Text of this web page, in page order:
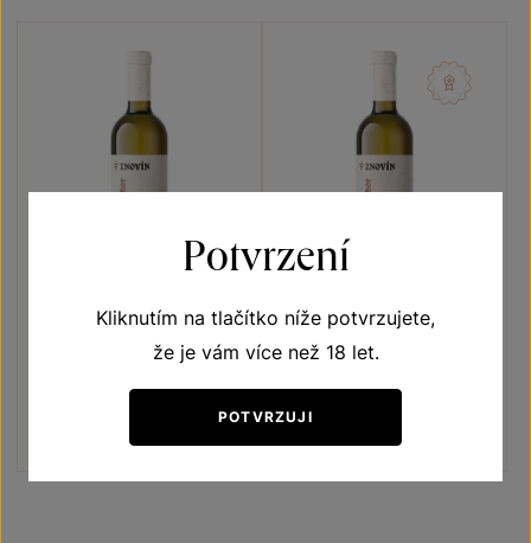
Pálava
Terroir - toulky vinicemi
výběr z hroznů 2025
180Kč
Pálava
pozdní sběr 2024
180Kč
Potvrzení
Kliknutím na tlačítko níže potvrzujete,
že je vám více než 18 let.
POTVRZUJI